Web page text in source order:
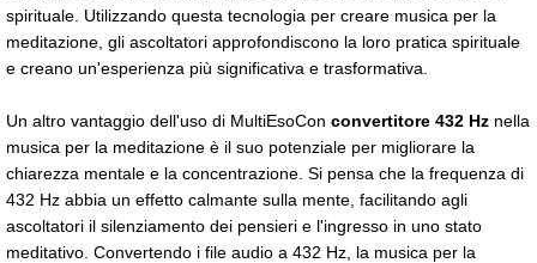
spirituale. Utilizzando questa tecnologia per creare musica per la
meditazione, gli ascoltatori approfondiscono la loro pratica spirituale
e creano un'esperienza più significativa e trasformativa.
Un altro vantaggio dell'uso di MultiEsoCon convertitore 432 Hz nella
musica per la meditazione è il suo potenziale per migliorare la
chiarezza mentale e la concentrazione. Si pensa che la frequenza di
432 Hz abbia un effetto calmante sulla mente, facilitando agli
ascoltatori il silenziamento dei pensieri e l'ingresso in uno stato
meditativo. Convertendo i file audio a 432 Hz, la musica per la